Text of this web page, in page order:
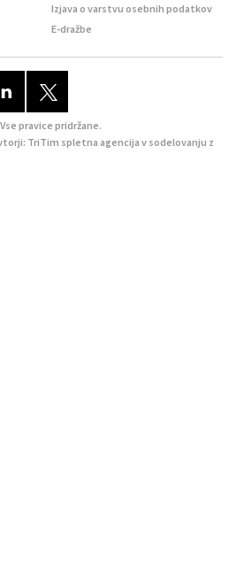
Izjava o varstvu osebnih podatkov
E-dražbe
pravice pridržane.
TriTim spletna agencija v sodelovanju z